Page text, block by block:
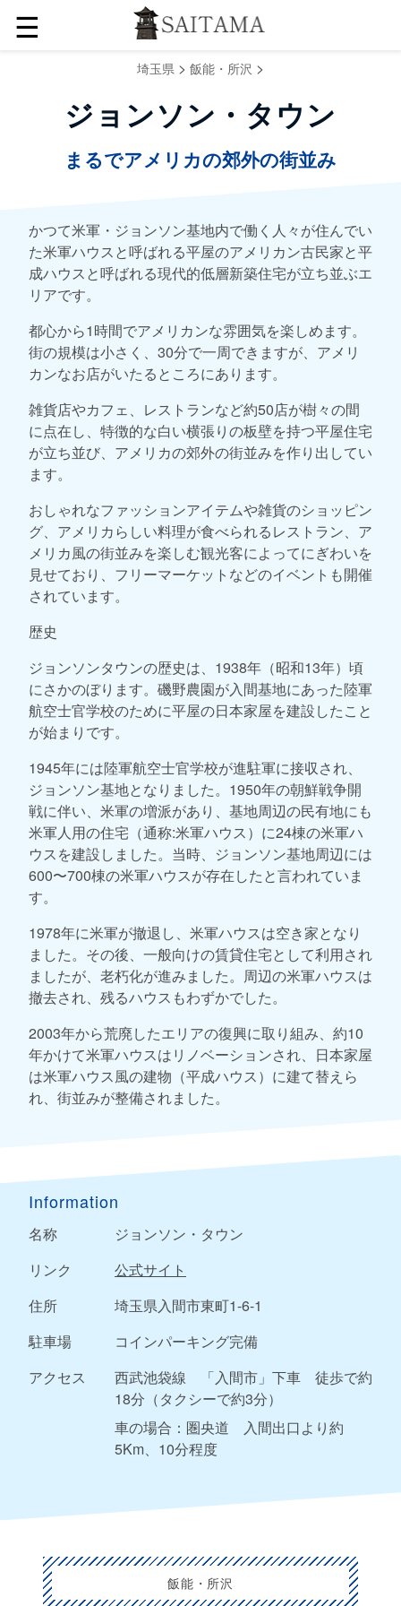
☰
埼玉県 > 飯能・所沢 >
ジョンソン・タウン
まるでアメリカの郊外の街並み
かつて米軍・ジョンソン基地内で働く人々が住んでい
た米軍ハウスと呼ばれる平屋のアメリカン古民家と平
成ハウスと呼ばれる現代的低層新築住宅が立ち並ぶエ
リアです。
都心から1時間でアメリカンな雰囲気を楽しめます。
街の規模は小さく、30分で一周できますが、アメリ
カンなお店がいたるところにあります。
雑貨店やカフェ、レストランなど約50店が樹々の間
に点在し、特徴的な白い横張りの板壁を持つ平屋住宅
が立ち並び、アメリカの郊外の街並みを作り出してい
ます。
おしゃれなファッションアイテムや雑貨のショッピン
グ、アメリカらしい料理が食べられるレストラン、ア
メリカ風の街並みを楽しむ観光客によってにぎわいを
見せており、フリーマーケットなどのイベントも開催
されています。
歴史
ジョンソンタウンの歴史は、1938年（昭和13年）頃
にさかのぼります。磯野農園が入間基地にあった陸軍
航空士官学校のために平屋の日本家屋を建設したこと
が始まりです。
1945年には陸軍航空士官学校が進駐軍に接収され、
ジョンソン基地となりました。1950年の朝鮮戦争開
戦に伴い、米軍の増派があり、基地周辺の民有地にも
米軍人用の住宅（通称:米軍ハウス）に24棟の米軍ハ
ウスを建設しました。当時、ジョンソン基地周辺には
600〜700棟の米軍ハウスが存在したと言われていま
す。
1978年に米軍が撤退し、米軍ハウスは空き家となり
ました。その後、一般向けの賃貸住宅として利用され
ましたが、老朽化が進みました。周辺の米軍ハウスは
撤去され、残るハウスもわずかでした。
2003年から荒廃したエリアの復興に取り組み、約10
年かけて米軍ハウスはリノベーションされ、日本家屋
は米軍ハウス風の建物（平成ハウス）に建て替えら
れ、街並みが整備されました。
Information
名称
ジョンソン・タウン
リンク
公式サイト
住所
埼玉県入間市東町1-6-1
駐車場
コインパーキング完備
アクセス
西武池袋線 「入間市」下車 徒歩で約
18分（タクシーで約3分）
車の場合：圏央道 入間出口より約
5Km、10分程度
飯能・所沢